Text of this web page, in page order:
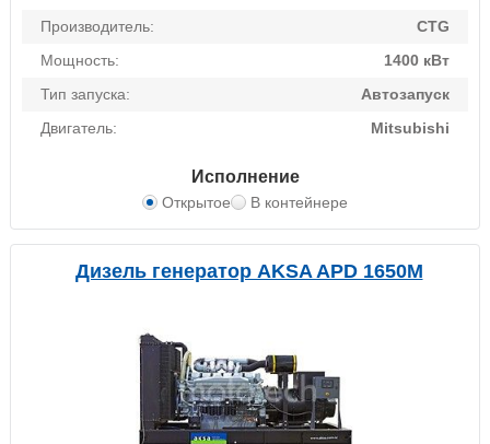
Производитель:
CTG
Мощность:
1400 кВт
Тип запуска:
Автозапуск
Двигатель:
Mitsubishi
Исполнение
Открытое В контейнере
Дизель генератор AKSA APD 1650M